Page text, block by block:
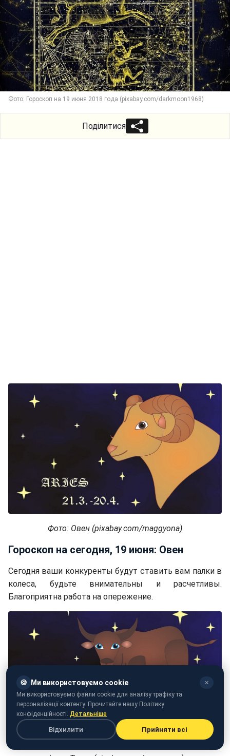
Фото: Гороскоп на 19 июня 2018 года (pixabay.com/darkmoon1968)
Поділитися
Фото: Овен (pixabay.com/maggyona)
Гороскоп на сегодня, 19 июня: Овен
Сегодня ваши конкуренты будут ставить вам палки в
колеса, будьте внимательны и расчетливы.
Благоприятна работа на опережение.
🍪 Ми використовуємо cookie ✕
Ми використовуємо файли cookie для аналізу трафіку та
персоналізації контенту. Прочитайте нашу Політику
конфіденційності. Детальніше
Відхилити Прийняти всі